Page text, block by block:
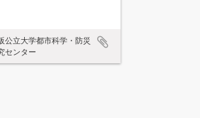
公立大学都市科学・防災
センター